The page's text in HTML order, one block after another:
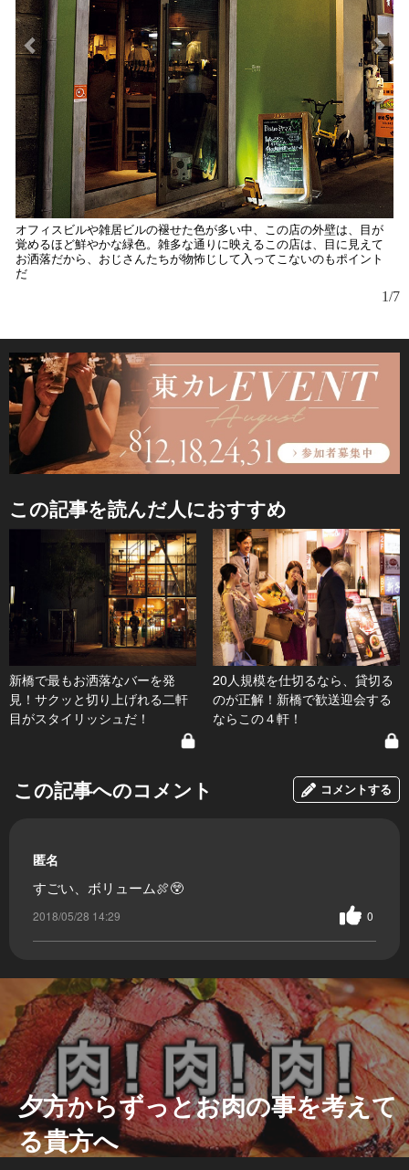
オフィスビルや雑居ビルの褪せた色が多い中、この店の外壁は、目が
覚めるほど鮮やかな緑色。雑多な通りに映えるこの店は、目に見えて
お洒落だから、おじさんたちが物怖じして入ってこないのもポイント
だ
1/7
この記事を読んだ人におすすめ
新橋で最もお洒落なバーを発
見！サクッと切り上げれる二軒
目がスタイリッシュだ！
20人規模を仕切るなら、貸切る
のが正解！新橋で歓送迎会する
ならこの４軒！
この記事へのコメント コメントする
匿名
すごい、ボリューム🍖😲
2018/05/28 14:29 0
夕方からずっとお肉の事を考えて
る貴方へ